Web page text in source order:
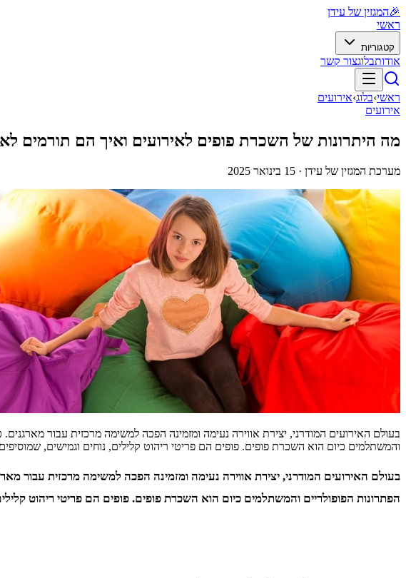
🎉המגזין של עידן
ראשי
קטגוריות
אודותבלוגצור קשר
ראשי›בלוג›אירועים
אירועים
מה היתרונות של השכרת פופים לאירועים ואיך הם תורמים
מערכת המגזין של עידן · 15 בינואר 2025
בעולם האירועים המודרני, יצירת אווירה נעימה ומזמינה הפכה למשימה מרכזית עבור
והמשתלמים כיום הוא השכרת פופים. פופים הם פריטי ריהוט קלילים, נוחים וגמישים,
בעולם האירועים המודרני, יצירת אווירה נעימה ומזמינה הפכה למשימה מרכזית
הפתרונות הפופולריים והמשתלמים כיום הוא השכרת פופים. פופים הם פריטי ריהוט